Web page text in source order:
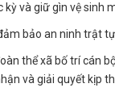
kỳ và giữ gìn vệ sinh
bảo an ninh trật
thể xã bố trí cán
và giải quyết kịp